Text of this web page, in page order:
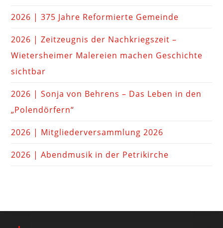
2026 | 375 Jahre Reformierte Gemeinde
2026 | Zeitzeugnis der Nachkriegszeit –
Wietersheimer Malereien machen Geschichte
sichtbar
2026 | Sonja von Behrens – Das Leben in den
„Polendörfern“
2026 | Mitgliederversammlung 2026
2026 | Abendmusik in der Petrikirche